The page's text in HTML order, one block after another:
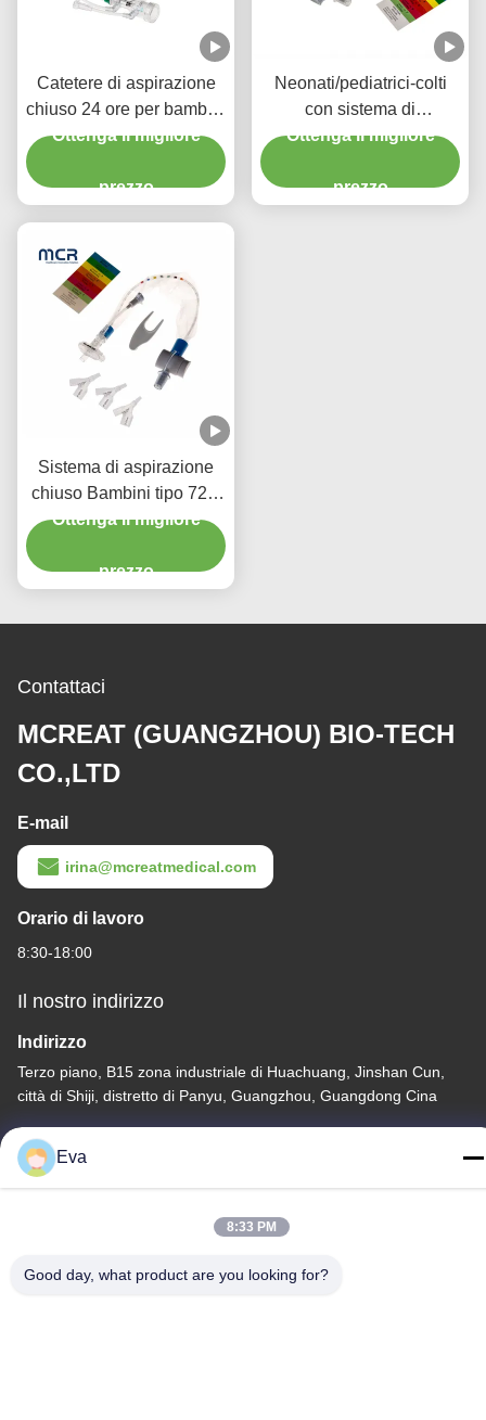
Catetere di aspirazione
chiuso 24 ore per bambini
con tre connettori Y-piece
Ottenga il migliore
prezzo
Neonati/pediatrici-colti
con sistema di
aspirazione chiuso
Ottenga il migliore
prezzo
Sistema di aspirazione
chiuso Bambini tipo 72H
CSC Prodotti medici usa
Ottenga il migliore
prezzo
Contattaci
MCREAT (GUANGZHOU) BIO-TECH
CO.,LTD
E-mail
irina@mcreatmedical.com
Orario di lavoro
8:30-18:00
Il nostro indirizzo
Indirizzo
Terzo piano, B15 zona industriale di Huachuang, Jinshan Cun,
città di Shiji, distretto di Panyu, Guangzhou, Guangdong Cina
Telefono
86-020-3156-0583
Eva
8:33 PM
Good day, what product are you looking for?